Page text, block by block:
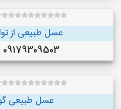
عسل طبیعی از
09179309503 (بندر عباس)
عسل طبیعی